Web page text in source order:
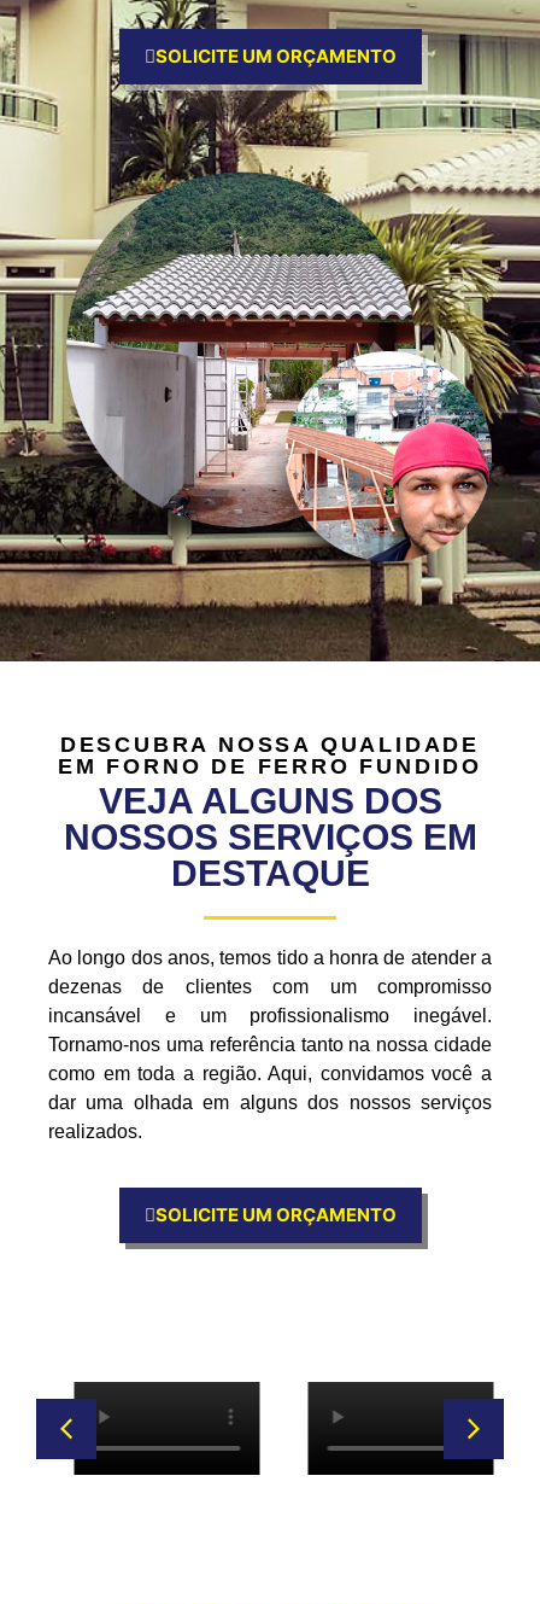
SOLICITE UM ORÇAMENTO
DESCUBRA NOSSA QUALIDADE
EM FORNO DE FERRO FUNDIDO
VEJA ALGUNS DOS
NOSSOS SERVIÇOS EM
DESTAQUE
Ao longo dos anos, temos tido a honra de atender a
dezenas de clientes com um compromisso
incansável e um profissionalismo inegável.
Tornamo-nos uma referência tanto na nossa cidade
como em toda a região. Aqui, convidamos você a
dar uma olhada em alguns dos nossos serviços
realizados.
SOLICITE UM ORÇAMENTO